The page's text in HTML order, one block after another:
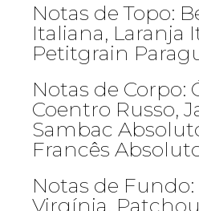
Notas de Topo:
Italiana, Laranja
Petitgrain
Notas de Corpo:
Coentro Russo,
Sambac
Francês
Notas de Fundo:
Virgínia,